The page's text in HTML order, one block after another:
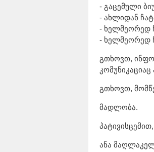
- გაცემული
- ახლიდან
- ხელმეორედ
- ხელმეორედ
გთხოვთ,
გთხოვთ,
მადლობა.
პატივისცემით,
ანა